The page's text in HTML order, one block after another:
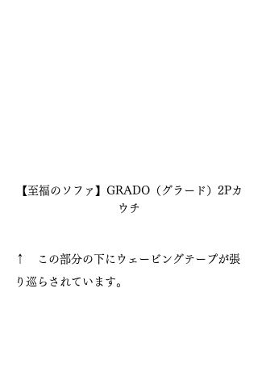
【至福のソファ】GRADO（グラード）2Pカ
ウチ
↑　この部分の下にウェービングテープが張
り巡らされています。